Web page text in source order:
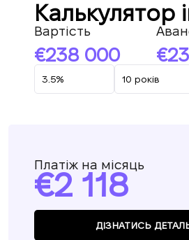
Калькулятор
Вартість
238 000
Платіж на місяць
2 118
ДІЗНАТИСЬ